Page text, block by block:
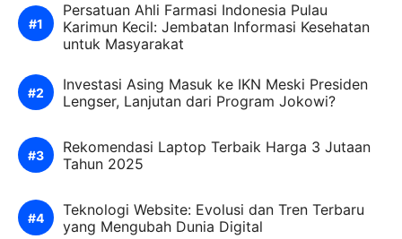
Persatuan Ahli Farmasi Indonesia Pulau
Karimun Kecil: Jembatan Informasi Kesehatan
untuk Masyarakat
Investasi Asing Masuk ke IKN Meski Presiden
Lengser, Lanjutan dari Program Jokowi?
Rekomendasi Laptop Terbaik Harga 3 Jutaan
Tahun 2025
Teknologi Website: Evolusi dan Tren Terbaru
yang Mengubah Dunia Digital